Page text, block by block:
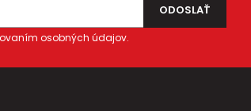
osobných údajov.